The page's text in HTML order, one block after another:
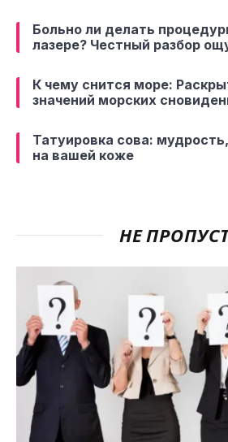
Больно ли делать
лазере? Честный разбор
К чему снится море:
значений морских
Татуировка сова:
на вашей коже
НЕ